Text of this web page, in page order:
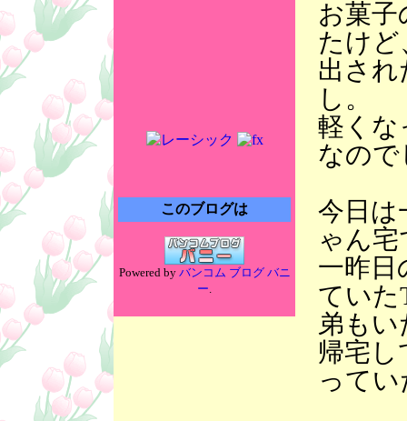
このブログは
Powered by バンコム ブログ バニ
ー.
お菓
たけ
出され
し。
軽くな
なので
今日は
ゃん
一昨日
ていた
弟も
帰宅
って